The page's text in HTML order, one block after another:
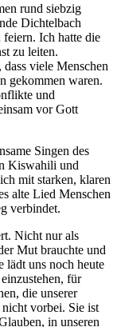
rund siebzig
Dichtelbach
feiern. Ich hatte die
zu leiten.
viele Menschen
gekommen waren.
und
vor Gott
Singen des
Kiswahili und
mit starken, klaren
alte Lied Menschen
verbindet.
Nicht nur als
Mut brauchte und
lädt uns noch heute
für
die unserer
vorbei. Sie ist
in unseren